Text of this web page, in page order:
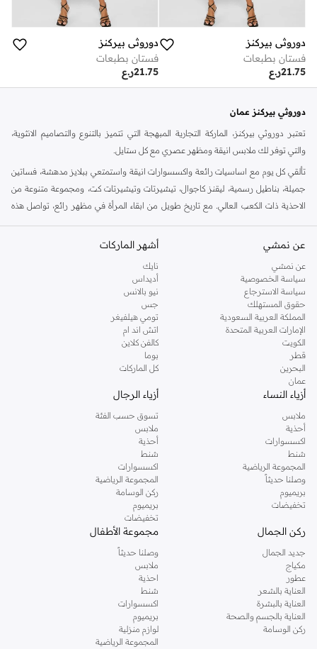
دوروثي بيركنز
فستان بطبعات
ر.ع21.75
دوروثي بيركنز
فستان بطبعات
ر.ع21.75
دوروثي بيركنز عمان
تعتبر دوروثي بيركنز، الماركة التجارية المبهجة التي تتميز بالتنوع والتصاميم الانثوية،
والتي توفر لك ملابس انيقة ومظهر عصري مع كل ستايل.
تألقي كل يوم مع اساسيات رائعة واكسسوارات انيقة واستمتعي ببلايز مدهشة، فساتين
جميلة، بناطيل رسمية، ليقنز كاجوال، تيشيرتات وتيشيرتات كت، ومجموعة متنوعة من
الاحذية ذات الكعب العالي. مع تاريخ طويل من ابقاء المرأة في مظهر رائع، تواصل هذه
كنت تقومين بتجديد خزانة ملابسك الملائمة للعمل، البحث عن فستان مثالي للحفلات او
اليه.
تسوقي دوروثي بيركنز اون لاين مسقط
تسوقي دوروثي بيركنز اون لاين من نمشي واستمتعي باكثر من الف ستايل من مجموعة
دوروثي بيركنز الشهيرة. تصفحي المجموعة كاملة في متجر دوروثي بيركنز اون لاين او
استخدمي القائمة لتحديد تجربة تسوق دوروثي بيركنز اون لاين. خدمة التوصيل السريعة
والدعم الاستثنائي يضمن لك تجربة تسوق ممتعة دائما مع نمشي.
عن نمشي
عن نمشي
سياسة الخصوصية
سياسة الاسترجاع
حقوق المستهلك
المملكة العربية السعودية
الإمارات العربية المتحدة
الكويت
قطر
البحرين
عمان
أشهر الماركات
نايك
أديداس
نيو بالانس
جس
تومي هيلفيغر
اتش اند ام
كالفن كلاين
بوما
كل الماركات
أزياء النساء
ملابس
أحذية
اكسسوارات
شنط
المجموعة الرياضية
وصلنا حديثاً
بريميوم
تخفيضات
أزياء الرجال
تسوق حسب الفئة
ملابس
أحذية
شنط
اكسسوارات
المجموعة الرياضية
ركن الوسامة
بريميوم
تخفيضات
ركن الجمال
جديد الجمال
مكياج
عطور
العناية بالشعر
العناية بالبشرة
العناية بالجسم والصحة
ركن الوسامة
مجموعة الأطفال
وصلنا حديثاً
ملابس
احذية
شنط
اكسسوارات
بريميوم
لوازم منزلية
المجموعة الرياضية